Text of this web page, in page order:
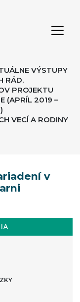
VÝSTUPY
RÁD.
PROJEKTU
(APRÍL 2019 –
VECÍ A RODINY
v